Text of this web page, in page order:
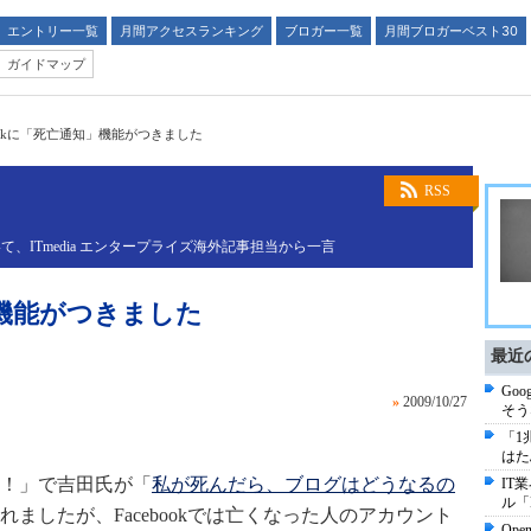
エントリー一覧 月間アクセスランキング ブロガー一覧
月間ブロガーベスト30
ガイドマップ
に「死亡通知」機能がつきました
RSS
、ITmedia エンタープライズ海外記事担当から一言
能がつきました
» 2009/10/27
」で吉田氏が「 私が死んだら、ブログはどうなるの
ましたが、Facebookでは亡くなった人のアカウント
最近
そ
「
は
IT
ル